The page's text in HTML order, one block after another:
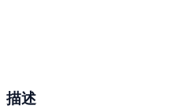
描述